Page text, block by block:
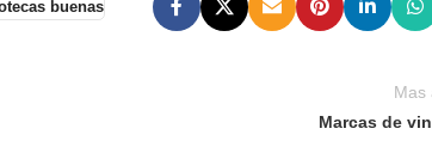
buenas
Mas
Marcas de